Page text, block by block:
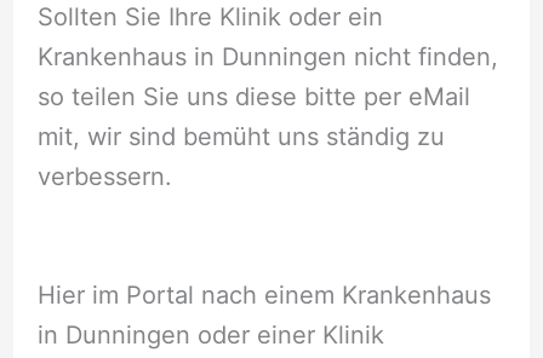
Sollten Sie Ihre Klinik oder ein
Krankenhaus in Dunningen nicht finden,
so teilen Sie uns diese bitte per eMail
mit, wir sind bemüht uns ständig zu
verbessern.
Hier im Portal nach einem Krankenhaus
in Dunningen oder einer Klinik